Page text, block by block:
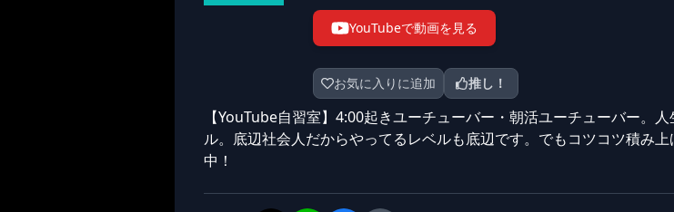
YouTubeで動画を見る
お気に入りに追加 推し！
【YouTube自習室】4:00起きユーチューバー・朝活ユーチューバー。
ル。底辺社会人だからやってるレベルも底辺です。でもコツコツ積み
中！